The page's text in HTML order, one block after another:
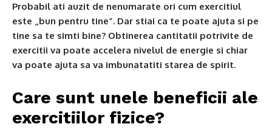
Probabil ati auzit de nenumarate ori cum exercitiul
este „bun pentru tine”. Dar stiai ca te poate ajuta si pe
tine sa te simti bine? Obtinerea cantitatii potrivite de
exercitii va poate accelera nivelul de energie si chiar
va poate ajuta sa va imbunatatiti starea de spirit.
Care sunt unele beneficii ale
exercitiilor fizice?